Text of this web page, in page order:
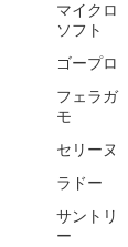
マイクロ
ソフト
ゴープロ
フェラガ
モ
セリーヌ
ラドー
サントリ
ー
ー、ダ
がとう
しのラ
いても
相談く
取でお
ており